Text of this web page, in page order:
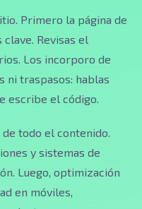
Primero la página de
Revisas el
Los incorporo de
ni traspasos: hablas
escribe el código.
todo el contenido.
y sistemas de
Luego, optimización
en móviles,